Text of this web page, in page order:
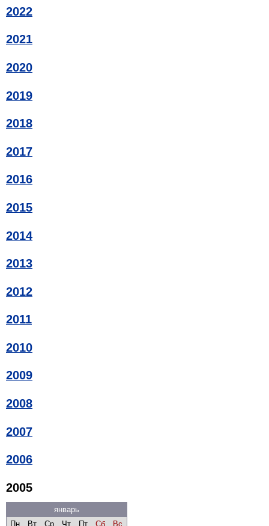
2022
2021
2020
2019
2018
2017
2016
2015
2014
2013
2012
2011
2010
2009
2008
2007
2006
2005
январь
Пн
Вт Ср Чт Пт Сб Вс